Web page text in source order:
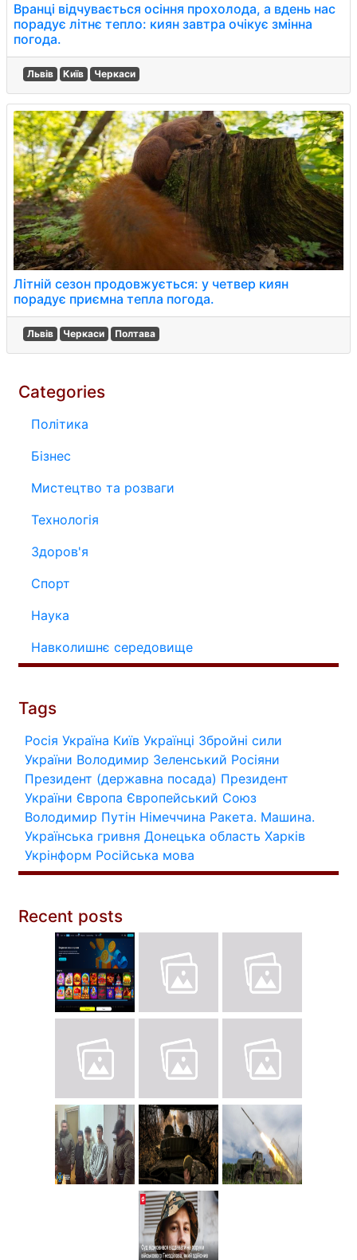
Вранці відчувається осіння прохолода, а вдень нас
порадує літнє тепло: киян завтра очікує змінна
погода.
Львів Київ Черкаси
Літній сезон продовжується: у четвер киян
порадує приємна тепла погода.
Львів Черкаси Полтава
Categories
Політика
Бізнес
Мистецтво та розваги
Технологія
Здоров'я
Спорт
Наука
Навколишнє середовище
Tags
Росія Україна Київ Українці Збройні сили
України Володимир Зеленський Росіяни
Президент (державна посада) Президент
України Європа Європейський Союз
Володимир Путін Німеччина Ракета. Машина.
Українська гривня Донецька область Харків
Укрінформ Російська мова
Recent posts